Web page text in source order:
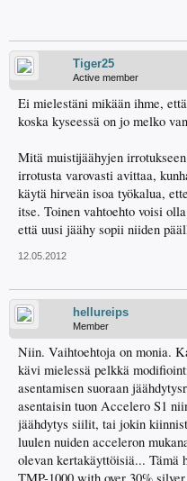
Tiger25
Active member
Ei mielestäni mikään ihme,
koska kyseessä on jo melko
Mitä muistijäähyjen
irrotusta varovasti avittaa,
käytä hirveän isoa työkalua,
itse. Toinen vahtoehto voisi
että uusi jäähy sopii niiden
12.05.2012
hellureips
Member
Niin. Vaihtoehtoja on monia.
kävi mielessä pelkkä
asentamisen suoraan
asentaisin tuon Accelero S1
jäähdytys siilit, tai jokin
luulen nuiden acceleron
olevan kertakäyttöisiä... Tämä